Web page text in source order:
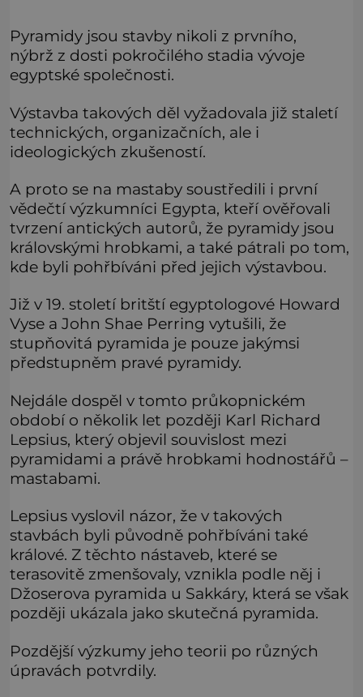
Pyramidy jsou stavby nikoli z prvního,
nýbrž z dosti pokročilého stadia vývoje
egyptské společnosti.
Výstavba takových děl vyžadovala již staletí
technických, organizačních, ale i
ideologických zkušeností.
A proto se na mastaby soustředili i první
vědečtí výzkumníci Egypta, kteří ověřovali
tvrzení antických autorů, že pyramidy jsou
královskými hrobkami, a také pátrali po tom,
kde byli pohřbíváni před jejich výstavbou.
Již v 19. století britští egyptologové Howard
Vyse a John Shae Perring vytušili, že
stupňovitá pyramida je pouze jakýmsi
předstupněm pravé pyramidy.
Nejdále dospěl v tomto průkopnickém
období o několik let později Karl Richard
Lepsius, který objevil souvislost mezi
pyramidami a právě hrobkami hodnostářů –
mastabami.
Lepsius vyslovil názor, že v takových
stavbách byli původně pohřbíváni také
králové. Z těchto nástaveb, které se
terasovitě zmenšovaly, vznikla podle něj i
Džoserova pyramida u Sakkáry, která se však
později ukázala jako skutečná pyramida.
Pozdější výzkumy jeho teorii po různých
úpravách potvrdily.